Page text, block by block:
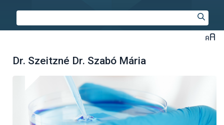
Dr. Szeitzné Dr. Szabó Mária